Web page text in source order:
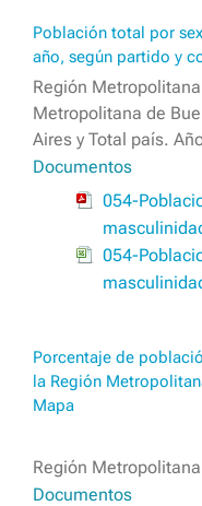
Población total por
año, según partido y
Región
Metropolitana de
Aires y Total país.
Documentos
054-
054-
Porcentaje de
la Región
Mapa
Región
Documentos